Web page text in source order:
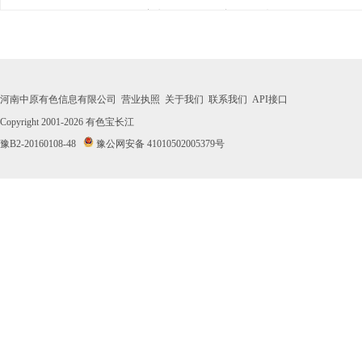
· 2026年07月28日有色宝长江镍价格市场行情
· 2026年07月27日有色宝长江镍价格市场行情
河南中原有色信息有限公司 营业执照 关于我们 联系我们 API接口
Copyright 2001-2026 有色宝长江
豫B2-20160108-48
豫公网安备 41010502005379号